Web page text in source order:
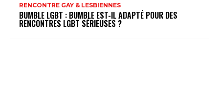
RENCONTRE GAY & LESBIENNES
BUMBLE LGBT : BUMBLE EST-IL ADAPTÉ POUR DES
RENCONTRES LGBT SÉRIEUSES ?